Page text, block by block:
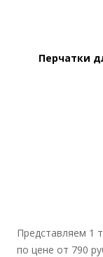
Перчатки
Представляем 1
по цене от 790